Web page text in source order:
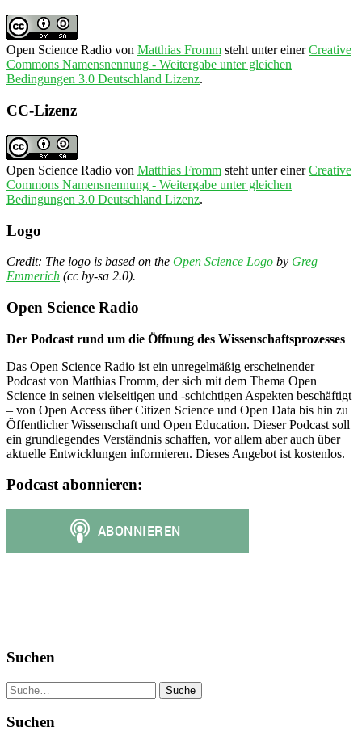
Open Science Radio von Matthias Fromm steht unter einerCreative
Commons Namensnennung - Weitergabe unter gleichen
Bedingungen 3.0 Deutschland Lizenz.
CC-Lizenz
Open Science Radio von Matthias Fromm steht unter einerCreative
Commons Namensnennung - Weitergabe unter gleichen
Bedingungen 3.0 Deutschland Lizenz.
Logo
Credit: The logo is based on the Open Science Logo by Greg
Emmerich (cc by-sa 2.0).
Open Science Radio
Der Podcast rund um die Öffnung des Wissenschaftsprozesses
Das Open Science Radio ist ein unregelmäßig erscheinender
Podcast von Matthias Fromm, der sich mit dem Thema Open
Science in seinen vielseitigen und -schichtigen Aspekten beschäftigt
– von Open Access über Citizen Science und Open Data bis hin zu
Öffentlicher Wissenschaft und Open Education. Dieser Podcast soll
ein grundlegendes Verständnis schaffen, vor allem aber auch über
aktuelle Entwicklungen informieren. Dieses Angebot ist kostenlos.
Podcast abonnieren:
Suchen
Suche
Suchen